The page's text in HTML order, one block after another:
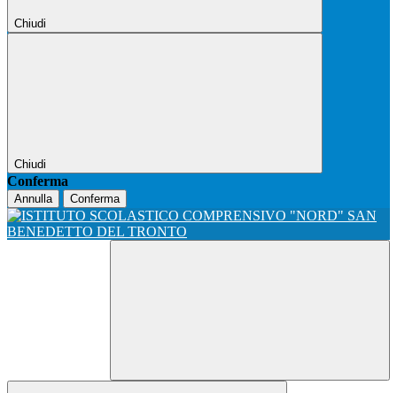
Chiudi
Chiudi
Conferma
Annulla Conferma